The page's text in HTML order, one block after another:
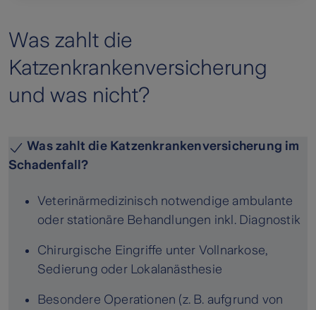
Was zahlt die
Katzenkrankenversicherung
und was nicht?
Was zahlt die Katzenkrankenversicherung im
Schadenfall?
Veterinärmedizinisch notwendige ambulante
oder stationäre Behandlungen inkl. Diagnostik
Chirurgische Eingriffe unter Vollnarkose,
Sedierung oder Lokalanästhesie
Besondere Operationen (z. B. aufgrund von